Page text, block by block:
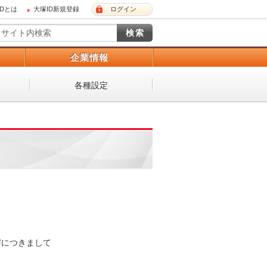
とは 大塚ID新規登録 ログイン
企業情報
各種設定
つきまして